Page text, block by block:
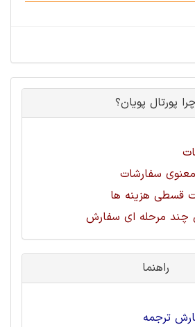
چرا پورتال پویان؟
سفارشات
قسطی هزینه ها
چند مرحله ای سفارش
راهنما
ترجمه